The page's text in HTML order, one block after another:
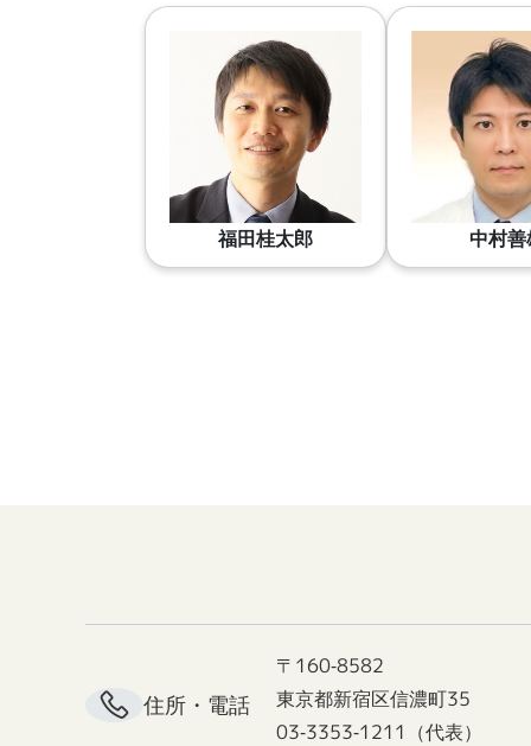
福田桂太郎 中村善
住所・電話
〒160-8582
東京都新宿区信濃町35
03-3353-1211（代表）